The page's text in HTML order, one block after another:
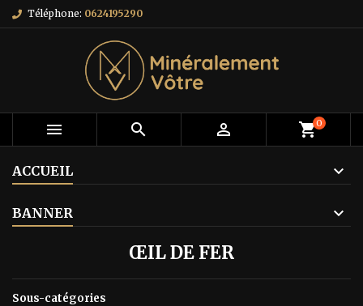
Téléphone: 0624195290
   shopping_cart0
ACCUEIL
BANNER
ŒIL DE FER
Sous-catégories